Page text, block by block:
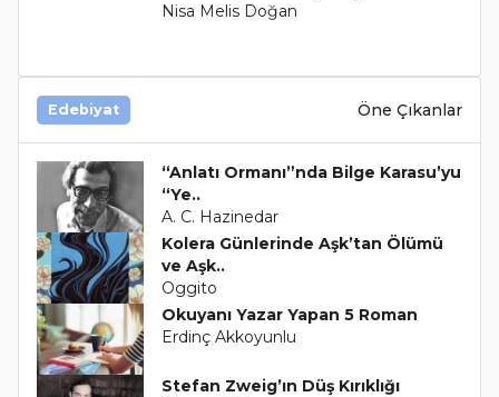
Nisa Melis Doğan
Edebiyat Öne Çıkanlar
“Anlatı Ormanı”nda Bilge Karasu’yu
“Ye..
A. C. Hazinedar
Kolera Günlerinde Aşk’tan Ölümü
ve Aşk..
Oggito
Okuyanı Yazar Yapan 5 Roman
Erdinç Akkoyunlu
Stefan Zweig’ın Düş Kırıklığı